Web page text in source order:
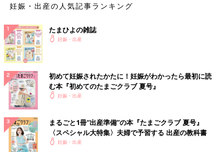
妊娠・出産の人気記事ランキング
たまひよの雑誌
妊娠・出産
初めて妊娠されたかたに！妊娠がわかったら最初に読
む本『初めてのたまごクラブ 夏号』
妊娠・出産
まるごと1冊“出産準備”の本『たまごクラブ 夏号』
〈スペシャル大特集〉夫婦で予習する 出産の教科書
妊娠・出産